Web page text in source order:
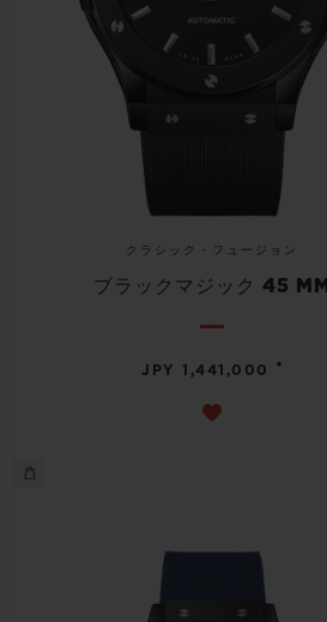
クラシック・フュージョン
ブラックマジック 45 MM
JPY 1,441,000 •